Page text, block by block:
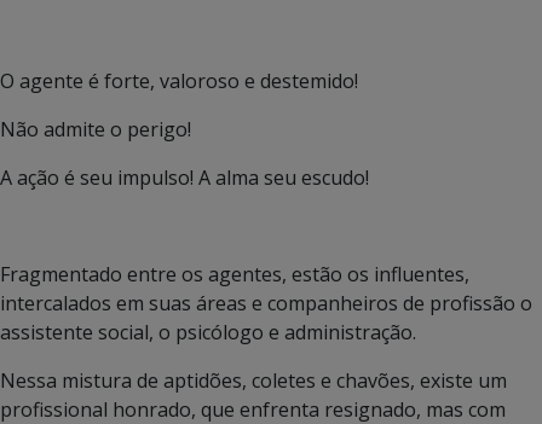
O agente é forte, valoroso e destemido!
Não admite o perigo!
A ação é seu impulso! A alma seu escudo!
Fragmentado entre os agentes, estão os influentes,
intercalados em suas áreas e companheiros de profissão o
assistente social, o psicólogo e administração.
Nessa mistura de aptidões, coletes e chavões, existe um
profissional honrado, que enfrenta resignado, mas com